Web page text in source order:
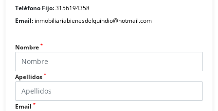
Teléfono Fijo:3156194358
Email: inmobiliariabienesdelquindio@hotmail.com
Nombre *
Apellidos *
Email *